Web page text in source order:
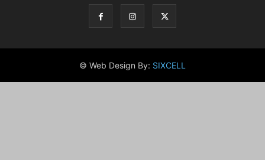
© Web Design By: SIXCELL